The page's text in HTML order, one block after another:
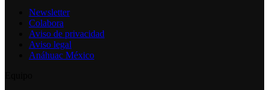
Newsletter
Colabora
Aviso de privacidad
Aviso legal
Anáhuac México